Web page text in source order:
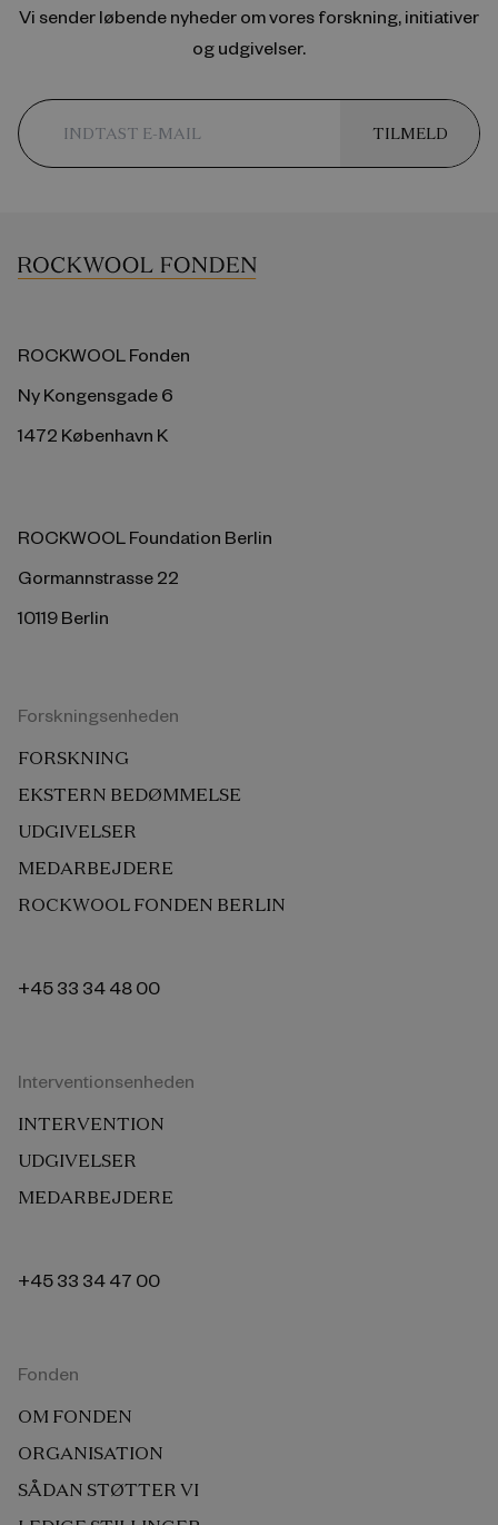
Vi sender løbende nyheder om vores forskning, initiativer
og udgivelser.
TILMELD
ROCKWOOL Fonden
Ny Kongensgade 6
1472 København K
ROCKWOOL Foundation Berlin
Gormannstrasse 22
10119 Berlin
Forskningsenheden
FORSKNING
EKSTERN BEDØMMELSE
UDGIVELSER
MEDARBEJDERE
ROCKWOOL FONDEN BERLIN
+45 33 34 48 00
Interventionsenheden
INTERVENTION
UDGIVELSER
MEDARBEJDERE
+45 33 34 47 00
Fonden
OM FONDEN
ORGANISATION
SÅDAN STØTTER VI